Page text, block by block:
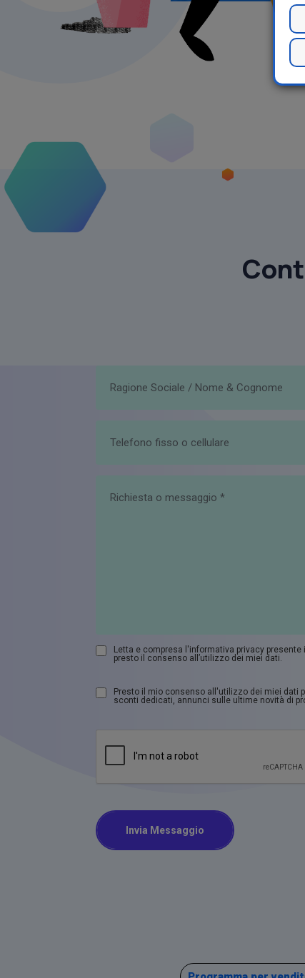
Letta e compresa l'informativa privacy presente
presto il consenso all’utilizzo dei miei dati.
Presto il mio consenso all'utilizzo dei miei dati
sconti dedicati, annunci sulle ultime novità di
Invia Messaggio